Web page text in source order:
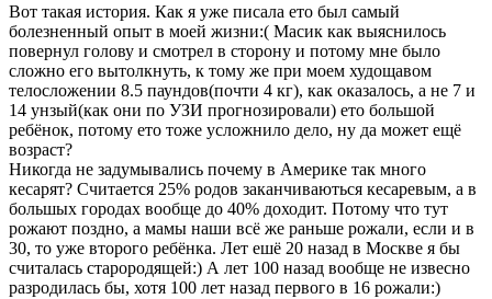
Вот такая история. Как я уже писала ето был самый
болезненный опыт в моей жизни:( Масик как выяснилось
повернул голову и смотрел в сторону и потому мне было
сложно его вытолкнуть, к тому же при моем худощавом
телосложении 8.5 паундов(почти 4 кг), как оказалось, а не 7 и
14 унзый(как они по УЗИ прогнозировали) ето большой
ребёнок, потому ето тоже усложнило дело, ну да может ещё
возраст?
Никогда не задумывались почему в Америке так много
кесарят? Считается 25% родов заканчиваються кесаревым, а в
большых городах вообще до 40% доходит. Потому что тут
рожают поздно, а мамы наши всё же раньше рожали, если и в
30, то уже второго ребёнка. Лет ешё 20 назад в Москве я бы
считалась старородящей:) А лет 100 назад вообще не извесно
разродилась бы, хотя 100 лет назад первого в 16 рожали:)